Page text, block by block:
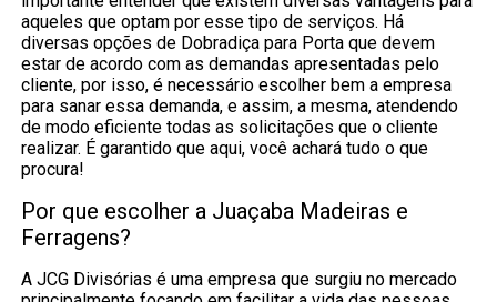
aqueles que optam por esse tipo de serviços. Há
diversas opções de Dobradiça para Porta que devem
estar de acordo com as demandas apresentadas pelo
cliente, por isso, é necessário escolher bem a empresa
para sanar essa demanda, e assim, a mesma, atendendo
de modo eficiente todas as solicitações que o cliente
realizar. É garantido que aqui, você achará tudo o que
procura!
Por que escolher a Juaçaba Madeiras e
Ferragens?
A JCG Divisórias é uma empresa que surgiu no mercado